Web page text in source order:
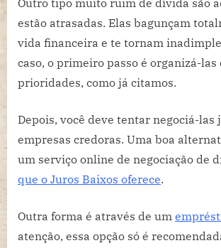
Outro tipo muito ruim de dívida são
estão atrasadas. Elas bagunçam
vida financeira e te tornam
caso, o primeiro passo é organizá-
prioridades, como já citamos.
Depois, você deve tentar negociá-las
empresas credoras. Uma boa
um serviço online de negociação de
que o Juros Baixos oferece.
Outra forma é através de um
atenção, essa opção só é